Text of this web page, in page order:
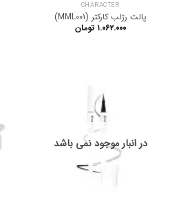
CHARACTER
پالت رژلب کارکتر (MML001)
۱.۰۶۲.۰۰۰ تومان
در انبار موجود نمی باشد